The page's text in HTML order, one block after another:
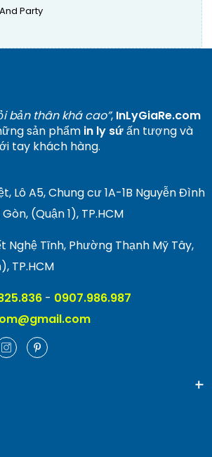
Party
bản thân khá cao”, InLyGiaRe.com
sản phẩm in ly sứấn tượng và
tay khách hàng.
Lô A5, Chung cư 1A-1B Nguyễn Đình
(Quận 1), TP.HCM
Nghệ Tĩnh, Phường Thạnh Mỹ Tây,
TP.HCM
- 0907.986.987